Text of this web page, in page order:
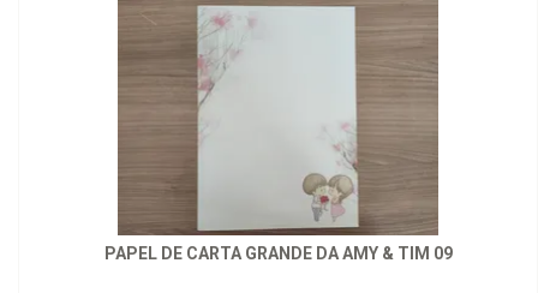
PAPEL DE CARTA GRANDE DA AMY & TIM 09